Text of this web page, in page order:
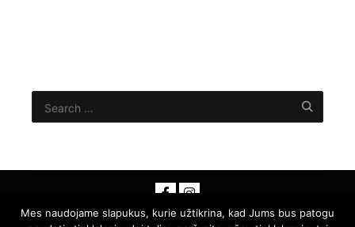
Mes naudojame slapukus, kurie užtikrina, kad Jums bus patogu